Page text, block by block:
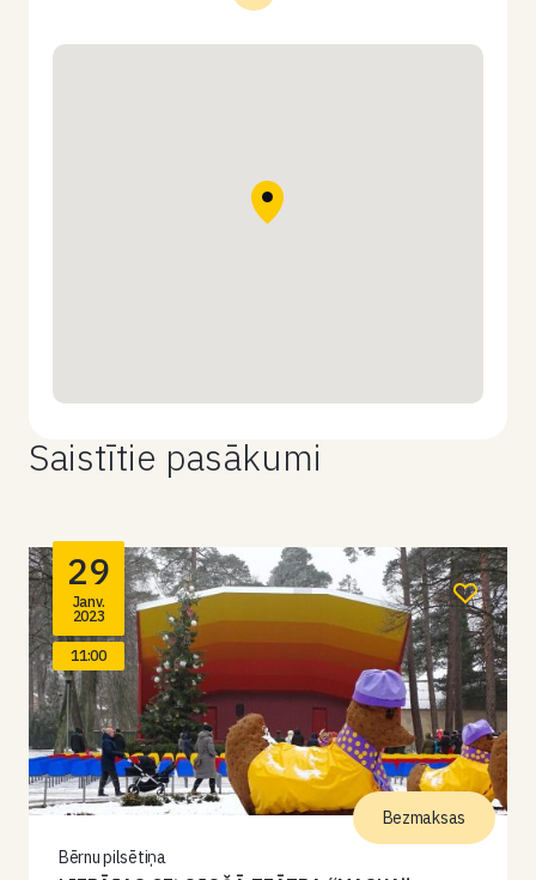
Saistītie pasākumi
29
Janv.
2023
11:00
Bērnu pilsētiņa
Bezmaksas